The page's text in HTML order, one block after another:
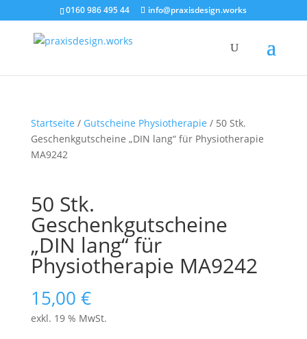
0160 986 495 44 info@praxisdesign.works
Startseite / Gutscheine Physiotherapie / 50 Stk.
Geschenkgutscheine „DIN lang“ für Physiotherapie
MA9242
50 Stk.
Geschenkgutscheine
„DIN lang“ für
Physiotherapie MA9242
15,00 €
exkl. 19 % MwSt.